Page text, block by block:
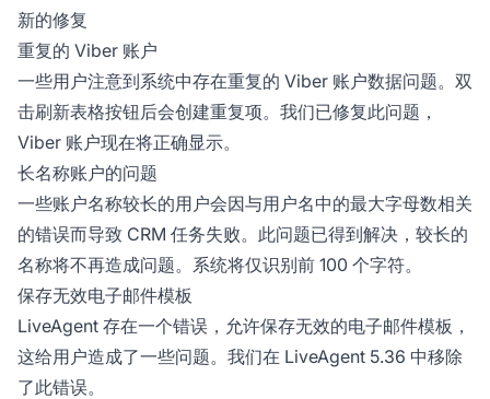
新的修复
重复的 Viber 账户
一些用户注意到系统中存在重复的 Viber 账户数据问题。双
击刷新表格按钮后会创建重复项。我们已修复此问题，
Viber 账户现在将正确显示。
长名称账户的问题
一些账户名称较长的用户会因与用户名中的最大字母数相关
的错误而导致 CRM 任务失败。此问题已得到解决，较长的
名称将不再造成问题。系统将仅识别前 100 个字符。
保存无效电子邮件模板
LiveAgent 存在一个错误，允许保存无效的电子邮件模板，
这给用户造成了一些问题。我们在 LiveAgent 5.36 中移除
了此错误。